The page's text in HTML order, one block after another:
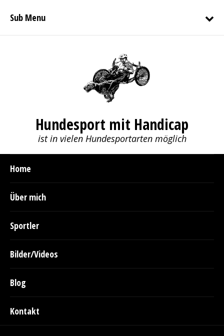
Sub Menu
Hundesport mit Handicap
ist in vielen Hundesportarten möglich
Home
Über mich
Sportler
Bilder/Videos
Blog
Kontakt